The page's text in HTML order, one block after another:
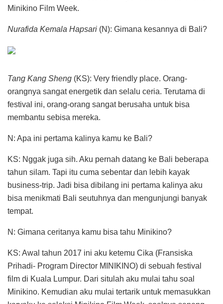
Minikino Film Week.
Nurafida Kemala Hapsari (N): Gimana kesannya di Bali?
Tang Kang Sheng (KS): Very friendly place. Orang-
orangnya sangat energetik dan selalu ceria. Terutama di
festival ini, orang-orang sangat berusaha untuk bisa
membantu sebisa mereka.
N: Apa ini pertama kalinya kamu ke Bali?
KS: Nggak juga sih. Aku pernah datang ke Bali beberapa
tahun silam. Tapi itu cuma sebentar dan lebih kayak
business-trip. Jadi bisa dibilang ini pertama kalinya aku
bisa menikmati Bali seutuhnya dan mengunjungi banyak
tempat.
N: Gimana ceritanya kamu bisa tahu Minikino?
KS: Awal tahun 2017 ini aku ketemu Cika (Fransiska
Prihadi- Program Director MINIKINO) di sebuah festival
film di Kuala Lumpur. Dari situlah aku mulai tahu soal
Minikino. Kemudian aku mulai tertarik untuk memasukkan